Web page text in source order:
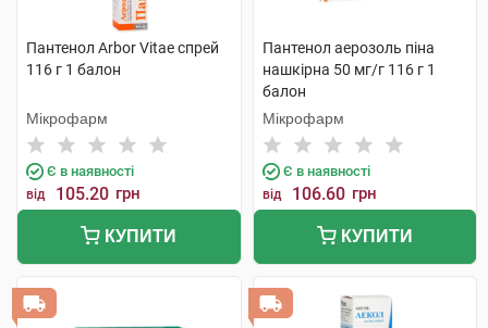
Пантенол Arbor Vitae спрей
116 г 1 балон
Мікрофарм
Є в наявності
від 105.20 грн
КУПИТИ
Пантенол аерозоль піна
нашкірна 50 мг/г 116 г 1
балон
Мікрофарм
Є в наявності
від 106.60 грн
КУПИТИ